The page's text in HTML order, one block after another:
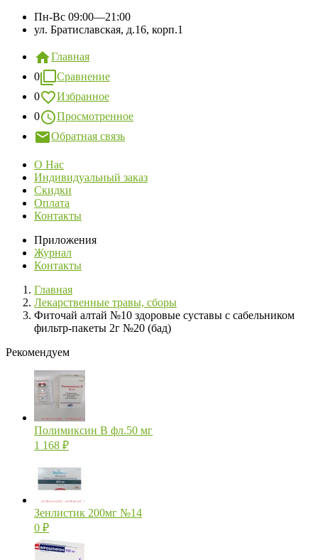
Пн-Вс 09:00—21:00
ул. Братиславская, д.16, корп.1
Главная
0
Сравнение
0
Избранное
0
Просмотренное
Обратная связь
О Нас
Индивидуальный заказ
Скидки
Оплата
Контакты
Приложения
Журнал
Контакты
Главная
Лекарственные травы, сборы
Фиточай алтай №10 здоровые суставы с сабельником
фильтр-пакеты 2г №20 (бад)
Рекомендуем
Полимиксин В фл.50 мг
1 168 ₽
Зенлистик 200мг №14
0 ₽